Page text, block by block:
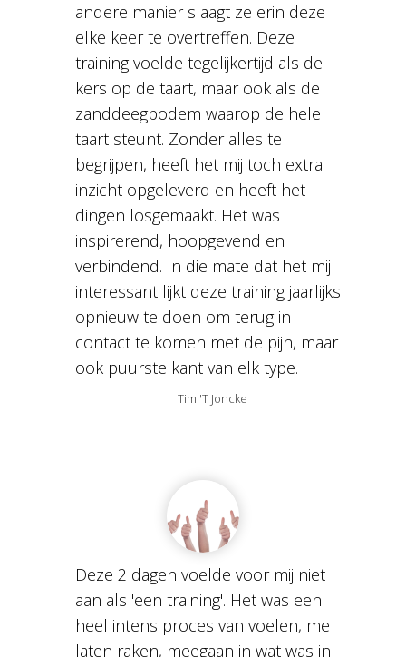
andere manier slaagt ze erin deze
elke keer te overtreffen. Deze
training voelde tegelijkertijd als de
kers op de taart, maar ook als de
zanddeegbodem waarop de hele
taart steunt. Zonder alles te
begrijpen, heeft het mij toch extra
inzicht opgeleverd en heeft het
dingen losgemaakt. Het was
inspirerend, hoopgevend en
verbindend. In die mate dat het mij
interessant lijkt deze training jaarlijks
opnieuw te doen om terug in
contact te komen met de pijn, maar
ook puurste kant van elk type.
Tim 'T Joncke
Deze 2 dagen voelde voor mij niet
aan als 'een training'. Het was een
heel intens proces van voelen, me
laten raken, meegaan in wat was in